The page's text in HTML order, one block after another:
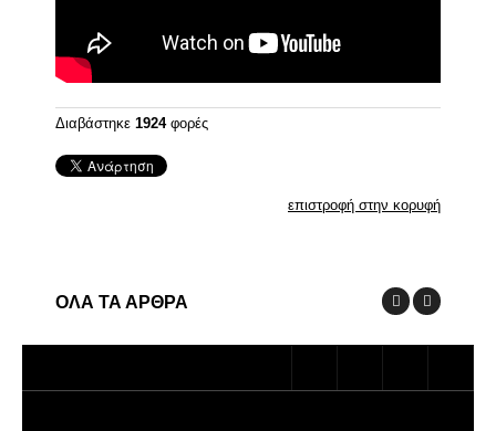
Διαβάστηκε 1924φορές
επιστροφή στην κορυφή
ΟΛΑ ΤΑ ΑΡΘΡΑ